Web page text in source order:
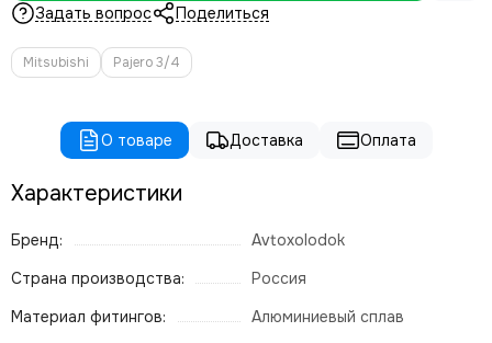
Задать вопрос Поделиться
Mitsubishi Pajero 3/4
О товаре Доставка Оплата
Характеристики
Бренд:
Avtoxolodok
Страна производства:
Россия
Материал фитингов:
Алюминиевый сплав